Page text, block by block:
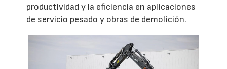
productividad y la eficiencia en aplicaciones
de servicio pesado y obras de demolición.